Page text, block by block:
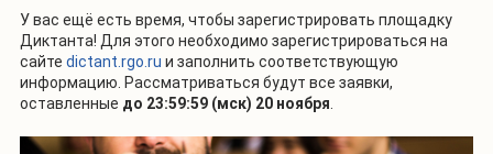
У вас ещё есть время, чтобы зарегистрировать площадку
Диктанта! Для этого необходимо зарегистрироваться на
сайте dictant.rgo.ru и заполнить соответствующую
информацию. Рассматриваться будут все заявки,
оставленные до 23:59:59 (мск) 20 ноября.